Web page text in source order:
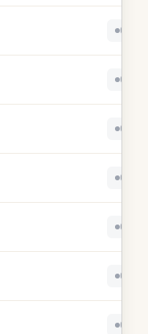
0
0
0
0
0
0
0